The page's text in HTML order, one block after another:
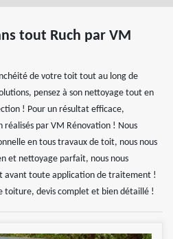
tout Ruch par VM
de votre toit tout au long de
pensez à son nettoyage tout en
! Pour un résultat efficace,
réalisés par VM Rénovation ! Nous
en tous travaux de toit, nous nous
et nettoyage parfait, nous nous
avant toute application de traitement !
toiture, devis complet et bien détaillé !